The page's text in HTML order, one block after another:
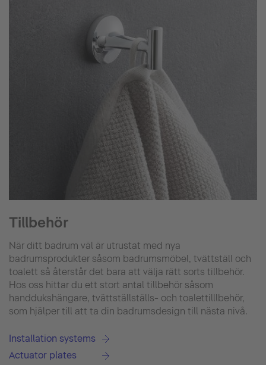
Tillbehör
När ditt badrum väl är utrustat med nya
badrumsprodukter såsom badrumsmöbel, tvättställ och
toalett så återstår det bara att välja rätt sorts tillbehör.
Hos oss hittar du ett stort antal tillbehör såsom
handdukshängare, tvättställställs- och toalettilllbehör,
som hjälper till att ta din badrumsdesign till nästa nivå.
Installation systems
Actuator plates